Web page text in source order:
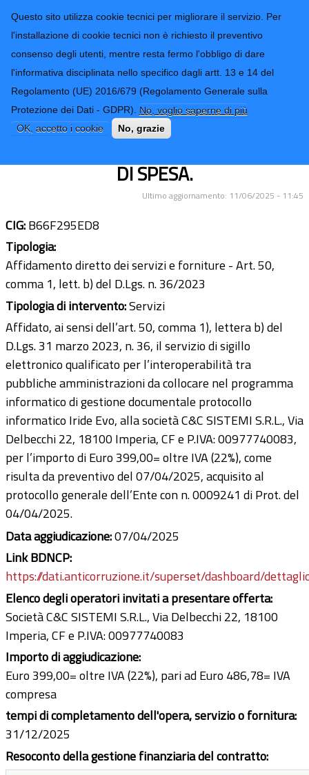
Questo sito utilizza cookie tecnici per migliorare il servizio. Per
l'installazione di cookie tecnici non è richiesto il preventivo
consenso degli utenti, mentre resta fermo l'obbligo di dare
l'informativa disciplinata nello specifico dagli artt. 13 e 14 del
Regolamento (UE) 2016/679 (Regolamento Generale sulla
Protezione dei Dati - GDPR). No, voglio saperne di più
OK, accetto i cookie
No, grazie
Provincia di
Imperia
CONTATTI-URP
TRASPARENZA
Form di ricerca
SERVIZIO DI SIGILLO ELETTRONICO
QUALIFICATO – SOCIETÀ C&C
DI SPESA.
Ultimo aggiornamento: 11/06/2025 - 11:45
CIG:B66F295ED8
Tipologia:
Affidamento diretto dei servizi e forniture - Art. 50,
comma 1, lett. b) del D.Lgs. n. 36/2023
Tipologia di intervento:Servizi
Affidato, ai sensi dell’art. 50, comma 1), lettera b) del
D.Lgs. 31 marzo 2023, n. 36, il servizio di sigillo
elettronico qualificato per l’interoperabilità tra
pubbliche amministrazioni da collocare nel programma
informatico di gestione documentale protocollo
informatico Iride Evo, alla società C&C SISTEMI S.R.L., Via
Delbecchi 22, 18100 Imperia, CF e P.IVA: 00977740083,
per l’importo di Euro 399,00= oltre IVA (22%), come
risulta da preventivo del 07/04/2025, acquisito al
protocollo generale dell’Ente con n. 0009241 di Prot. del
04/04/2025.
Data aggiudicazione:07/04/2025
Link BDNCP:
https://dati.anticorruzione.it/superset/dashboard/
Elenco degli operatori invitati a presentare offerta:
Società C&C SISTEMI S.R.L., Via Delbecchi 22, 18100
Imperia, CF e P.IVA: 00977740083
Importo di aggiudicazione:
Euro 399,00= oltre IVA (22%), pari ad Euro 486,78= IVA
compresa
tempi di completamento dell'opera, servizio o fornitura:
31/12/2025
Resoconto della gestione finanziaria del contratto: